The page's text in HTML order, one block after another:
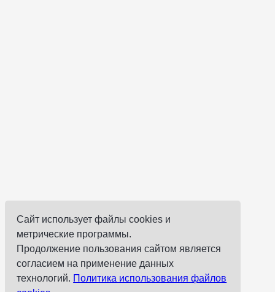
Сайт использует файлы cookies и
метрические программы.
Продолжение пользования сайтом является
согласием на применение данных
технологий. Политика использования файлов